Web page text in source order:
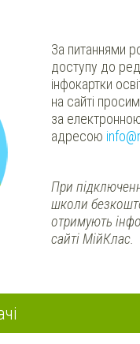
За питаннями
доступу до
інфокартки
на сайті
за
адресою
При
школи
отримують
сайті МійКлас.